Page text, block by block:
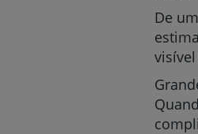
De